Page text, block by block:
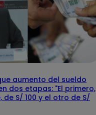
aumento del sueldo
dos etapas: "El primero,
de S/ 100 y el otro de S/